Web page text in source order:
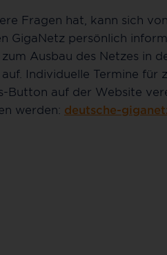
Fragen hat, kann sich
GigaNetz persönlich
Ausbau des Netzes in
Individuelle Termine für
Button auf der Website
werden: deutsche-